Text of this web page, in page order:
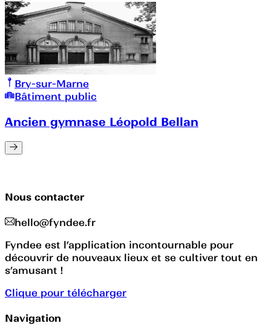
Bry-sur-Marne
Bâtiment public
Ancien gymnase Léopold Bellan
Nous contacter
hello@fyndee.fr
Fyndee est l’application incontournable pour
découvrir de nouveaux lieux et se cultiver tout en
s’amusant !
Clique pour télécharger
Navigation